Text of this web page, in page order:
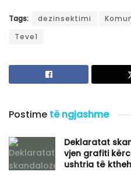
Tags: dezinsektimi
Teve1
Postime të ngjashme
Deklaratat
vjen grafiti
ushtria të